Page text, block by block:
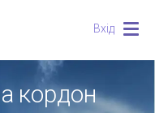
Вхід
кордон